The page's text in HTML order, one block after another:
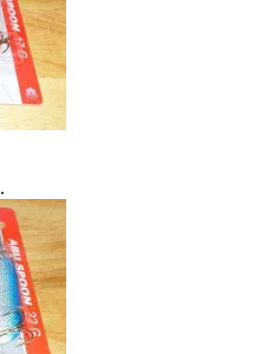
.